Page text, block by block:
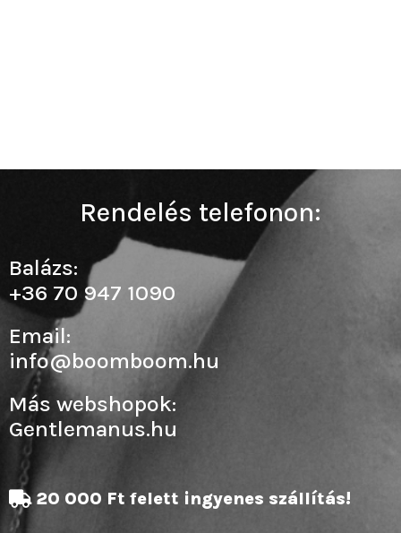
20 000 Ft felett ingyenes szállítás!
Rendelés telefonon:
Balázs:
+36 70 947 1090
Email:
info@boomboom.hu
Más webshopok:
Gentlemanus.hu